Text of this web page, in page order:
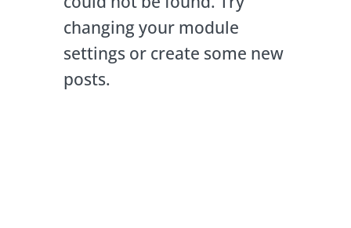
changing your module
settings or create some new
posts.